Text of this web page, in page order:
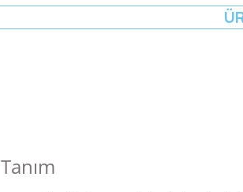
Tanım